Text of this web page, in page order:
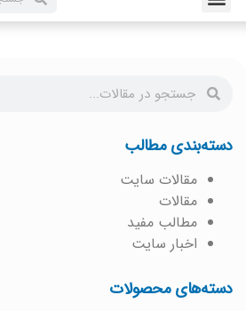
دسته‌بندی مطالب
مقالات سایت
مقالات
مطالب مفید
اخبار سایت
دسته‌های محصولات